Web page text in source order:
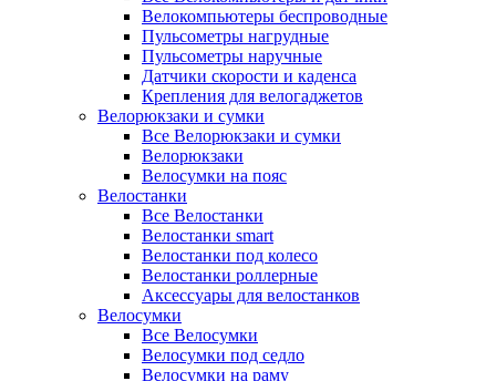
Велокомпьютеры беспроводные
Пульсометры нагрудные
Пульсометры наручные
Датчики скорости и каденса
Крепления для велогаджетов
Велорюкзаки и сумки
Все Велорюкзаки и сумки
Велорюкзаки
Велосумки на пояс
Велостанки
Все Велостанки
Велостанки smart
Велостанки под колесо
Велостанки роллерные
Аксессуары для велостанков
Велосумки
Все Велосумки
Велосумки под седло
Велосумки на раму